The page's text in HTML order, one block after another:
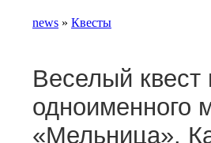
news » Квесты
Веселый
одноименного
«Мельница».